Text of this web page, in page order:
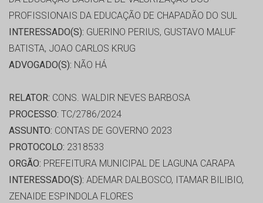
PROFISSIONAIS DA EDUCAÇÃO DE CHAPADÃO DO SUL
INTERESSADO(S): GUERINO PERIUS, GUSTAVO MALUF
BATISTA, JOAO CARLOS KRUG
ADVOGADO(S): NÃO HÁ
RELATOR: CONS. WALDIR NEVES BARBOSA
PROCESSO: TC/2786/2024
ASSUNTO: CONTAS DE GOVERNO 2023
PROTOCOLO: 2318533
ORGÃO: PREFEITURA MUNICIPAL DE LAGUNA CARAPA
INTERESSADO(S): ADEMAR DALBOSCO, ITAMAR BILIBIO,
ZENAIDE ESPINDOLA FLORES